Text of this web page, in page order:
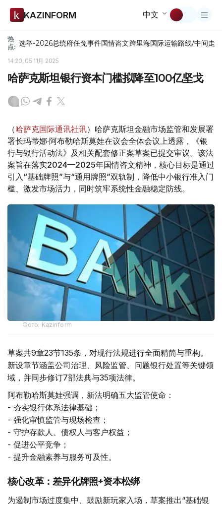
KAZINFORM 中文
热
点: 选举-2026总统府任免事件国情咨文跨里海国际运输路线/中间走廊
14:20, 05 11月 2025
哈萨克斯坦银行资本门槛拟降至100亿坚戈
（哈萨克国际通讯社讯）哈萨克斯坦金融市场监管和发展署
署长玛蒂娜·阿布勒哈斯莫娃在议会全体会议上透露，《银
行与银行活动法》及相关配套修正案草案已提交审议。该法
案旨在落实2024—2025年国情咨文精神，核心目标是通过
引入“基础牌照”与“通用牌照”双轨制，降低中小银行准入门
槛、激发市场活力，同时筑牢系统性金融稳定防线。
Фото: Kazinform
草案共9章23节135条，对现行法规进行全面精简与重构。
新设章节涵盖公司治理、风险监管、问题银行处置等关键领
域，并同步修订7部法典与35项法律。
阿布勒哈斯莫娃强调，新法明确五大监管使命：
- 夯实银行体系法律基础；
- 强化审慎监管与现场检查；
- 守护存款人、债权人与客户权益；
- 促进公平竞争；
- 提升金融素养与服务可及性。
核心改革：差异化牌照+资本松绑
为遏制市场过度集中、鼓励新玩家入场，草案推出“基础银